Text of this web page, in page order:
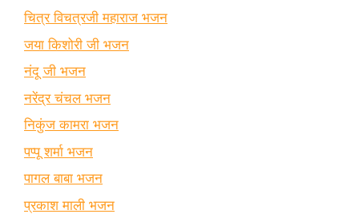
चित्र विचत्रजी महाराज भजन
जया किशोरी जी भजन
नंदू जी भजन
नरेंद्र चंचल भजन
निकुंज कामरा भजन
पप्पू शर्मा भजन
पागल बाबा भजन
प्रकाश माली भजन